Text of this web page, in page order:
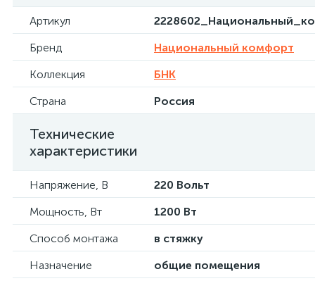
Артикул
Бренд
Национальный комфорт
Коллекция
БНК
Страна
Россия
Технические
характеристики
Напряжение, В
220 Вольт
Мощность, Вт
1200 Вт
Способ монтажа
в стяжку
Назначение
общие помещения